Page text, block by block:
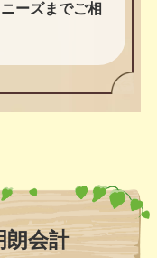
ーズまでご相
朗会計